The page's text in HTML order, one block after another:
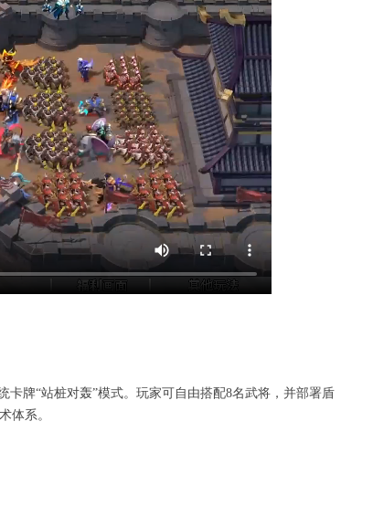
牌“站桩对轰”模式。玩家可自由搭配8名武将，并部署盾
体系。